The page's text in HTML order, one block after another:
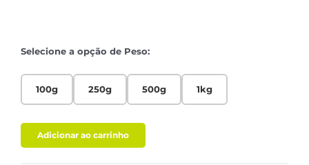
Selecione a opção de Peso:
100g 250g 500g 1kg
Adicionar ao carrinho